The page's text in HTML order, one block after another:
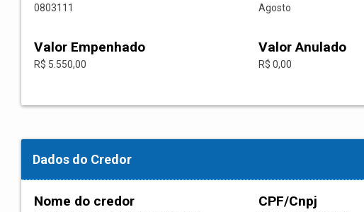
0803111 Agosto
Valor Empenhado
R$ 5.550,00
Valor Anulado
R$ 0,00
Dados do Credor
Nome do credor CPF/Cnpj